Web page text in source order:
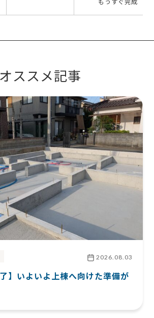
もうすぐ完成
オススメ記事
2026.08.03
了】いよいよ上棟へ向けた準備が